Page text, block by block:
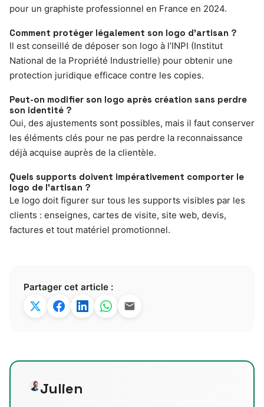
pour un graphiste professionnel en France en 2024.
Comment protéger légalement son logo d’artisan ?
Il est conseillé de déposer son logo à l’INPI (Institut
National de la Propriété Industrielle) pour obtenir une
protection juridique efficace contre les copies.
Peut-on modifier son logo après création sans perdre
son identité ?
Oui, des ajustements sont possibles, mais il faut conserver
les éléments clés pour ne pas perdre la reconnaissance
déjà acquise auprès de la clientèle.
Quels supports doivent impérativement comporter le
logo de l’artisan ?
Le logo doit figurer sur tous les supports visibles par les
clients : enseignes, cartes de visite, site web, devis,
factures et tout matériel promotionnel.
Partager cet article :
Julien